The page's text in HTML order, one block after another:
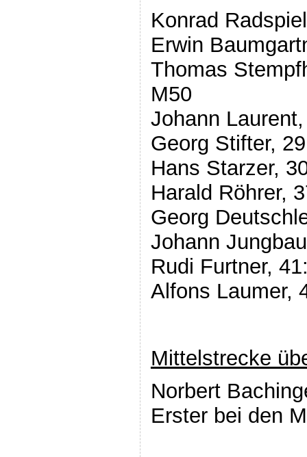
Konrad
Erwin
Thomas
M50
Johann
Georg Stifter,
Hans Starzer,
Harald Röhrer,
Georg
Johann
Rudi Furtner,
Alfons Laumer,
Mittelstrecke
Norbert
Erster bei den